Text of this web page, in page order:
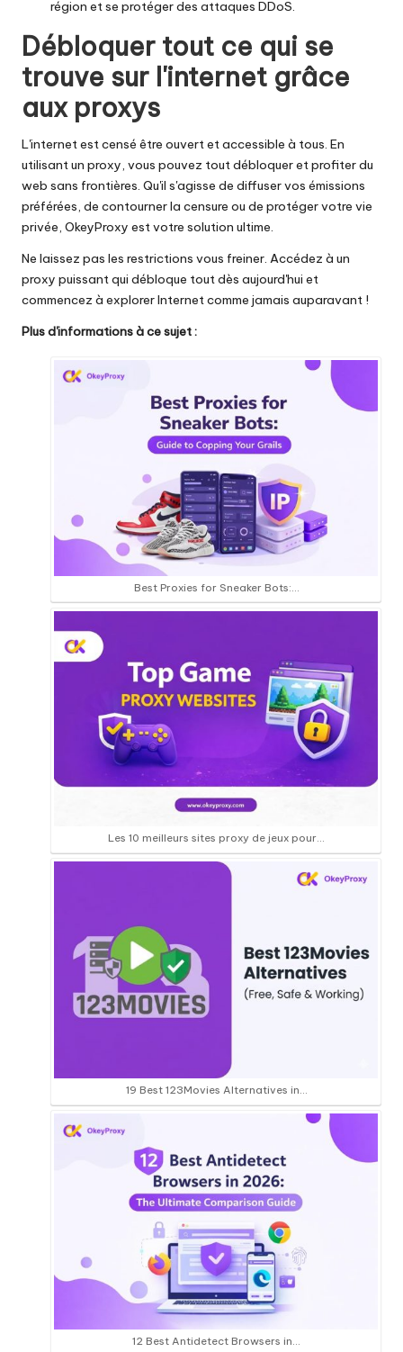
région et se protéger des attaques DDoS.
Débloquer tout ce qui se
trouve sur l'internet grâce
aux proxys
L'internet est censé être ouvert et accessible à tous. En
utilisant un proxy, vous pouvez tout débloquer et profiter du
web sans frontières. Qu'il s'agisse de diffuser vos émissions
préférées, de contourner la censure ou de protéger votre vie
privée, OkeyProxy est votre solution ultime.
Ne laissez pas les restrictions vous freiner. Accédez à un
proxy puissant qui débloque tout dès aujourd'hui et
commencez à explorer Internet comme jamais auparavant !
Plus d'informations à ce sujet :
Best Proxies for Sneaker Bots:…
Les 10 meilleurs sites proxy de jeux pour...
19 Best 123Movies Alternatives in…
12 Best Antidetect Browsers in…